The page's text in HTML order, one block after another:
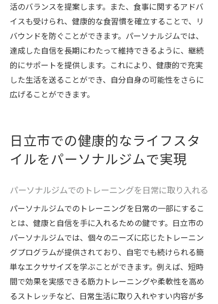
活のバランスを提案します。また、食事に関するアドバ
イスも受けられ、健康的な食習慣を確立することで、リ
バウンドを防ぐことができます。パーソナルジムでは、
達成した自信を長期にわたって維持できるように、継続
的にサポートを提供します。これにより、健康的で充実
した生活を送ることができ、自分自身の可能性をさらに
広げることができます。
日立市での健康的なライフスタ
イルをパーソナルジムで実現
パーソナルジムでのトレーニングを日常に取り入れる
パーソナルジムでのトレーニングを日常の一部にするこ
とは、健康と自信を手に入れるための鍵です。日立市の
パーソナルジムでは、個々のニーズに応じたトレーニン
グプログラムが提供されており、自宅でも続けられる簡
単なエクササイズを学ぶことができます。例えば、短時
間で効果を実感できる筋力トレーニングや柔軟性を高め
るストレッチなど、日常生活に取り入れやすい内容が多